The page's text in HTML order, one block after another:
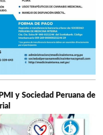
y Sociedad Peruana de